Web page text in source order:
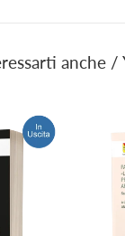
anche /